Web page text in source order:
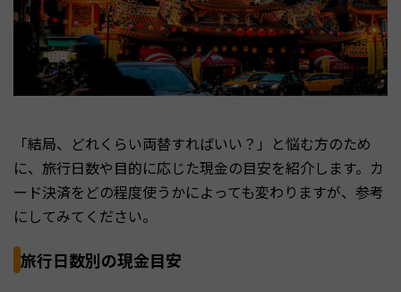
「結局、どれくらい両替すればいい？」と悩む方のため
に、旅行日数や目的に応じた現金の目安を紹介します。カ
ード決済をどの程度使うかによっても変わりますが、参考
にしてみてください。
旅行日数別の現金目安